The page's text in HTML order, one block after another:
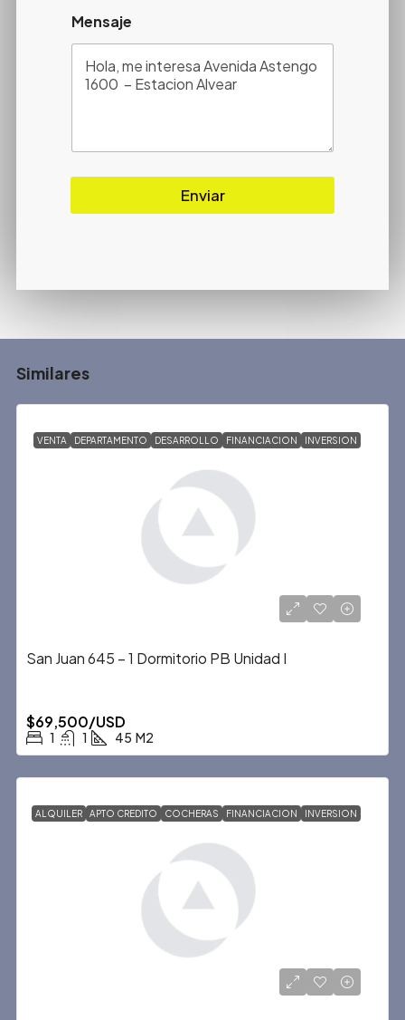
Mensaje
Enviar
Similares
VENTA DEPARTAMENTO DESARROLLO FINANCIACION INVERSION
San Juan 645 – 1 Dormitorio PB Unidad I
$69,500/USD
1 1 45 M2
ALQUILER APTO CREDITO COCHERAS FINANCIACION INVERSION